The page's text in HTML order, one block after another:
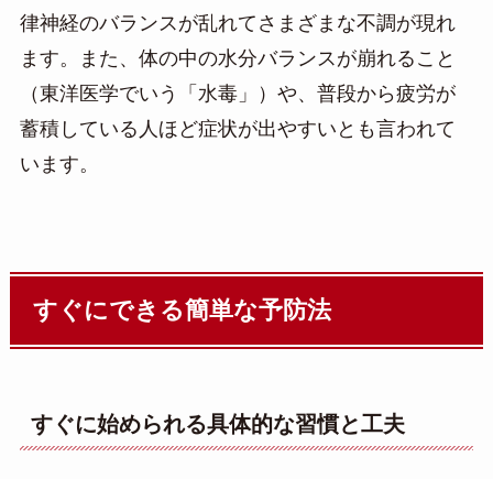
律神経のバランスが乱れてさまざまな不調が現れ
ます。また、体の中の水分バランスが崩れること
（東洋医学でいう「水毒」）や、普段から疲労が
蓄積している人ほど症状が出やすいとも言われて
います。
すぐにできる簡単な予防法
すぐに始められる具体的な習慣と工夫